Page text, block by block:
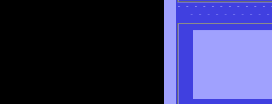
- - - - - - - - - - -
- - - - - - - - -